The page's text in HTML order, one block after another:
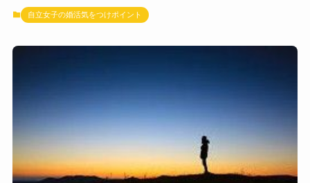
自立女子の婚活気をつけポイント